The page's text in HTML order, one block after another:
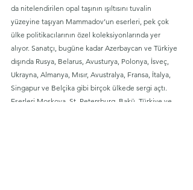
da nitelendirilen opal taşının ışıltısını tuvalin
yüzeyine taşıyan Mammadov’un eserleri, pek çok
ülke politikacılarının özel koleksiyonlarında yer
alıyor. Sanatçı, bugüne kadar Azerbaycan ve Türkiye
dışında Rusya, Belarus, Avusturya, Polonya, İsveç,
Ukrayna, Almanya, Mısır, Avustralya, Fransa, İtalya,
Singapur ve Belçika gibi birçok ülkede sergi açtı.
Eserleri Moskova, St. Petersburg, Bakü, Türkiye ve